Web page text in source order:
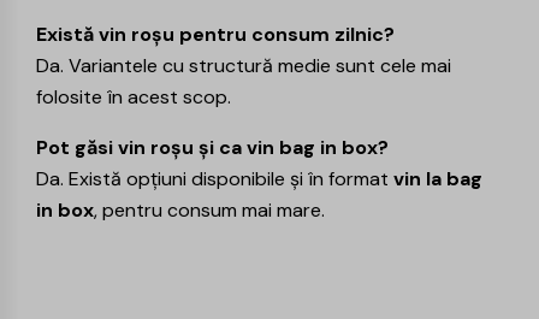
Există vin roșu pentru consum zilnic?
Da. Variantele cu structură medie sunt cele mai
folosite în acest scop.
Pot găsi vin roșu și ca vin bag in box?
Da. Există opțiuni disponibile și în format vin la bag
in box, pentru consum mai mare.